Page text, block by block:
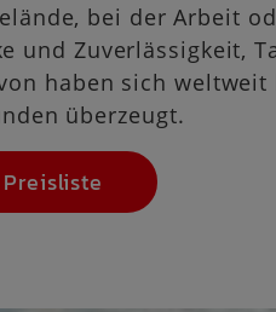
bei der Arbeit
und Zuverlässigkeit,
haben sich weltweit
überzeugt.